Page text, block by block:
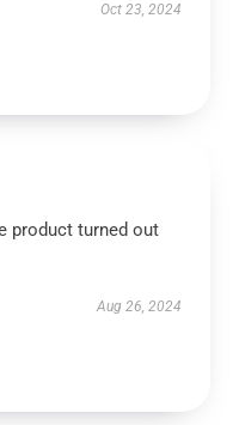
Oct 23, 2024
product turned out
Aug 26, 2024